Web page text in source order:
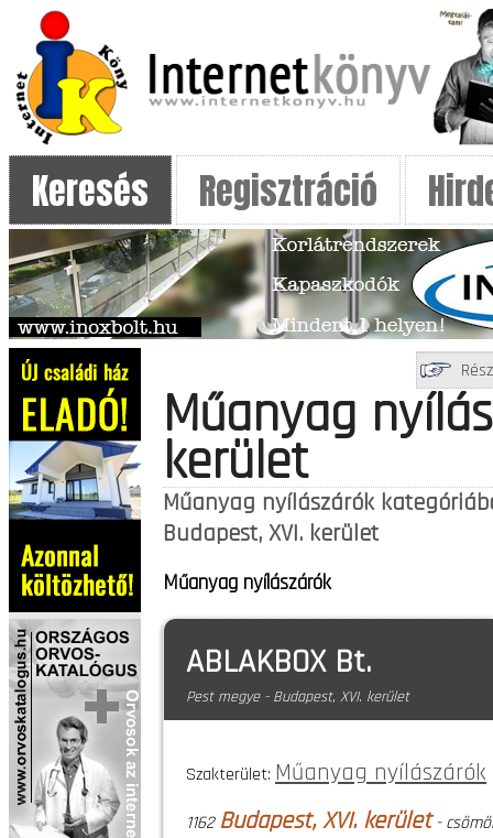
Keresés Regisztráció
Műanyag
kerület
Műanyag nyílászárók
Budapest, XVI. kerület
Műanyag nyílászárók
ABLAKBOX Bt.
Pest megye - Budapest, XVI. kerület
Szakterület: Műanyag nyílászárók
1162 Budapest, XVI. kerület-